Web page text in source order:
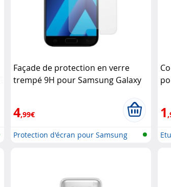
Façade de protection en verre
trempé 9H pour Samsung Galaxy
4,99€
Protection d'écran pour Samsung
1